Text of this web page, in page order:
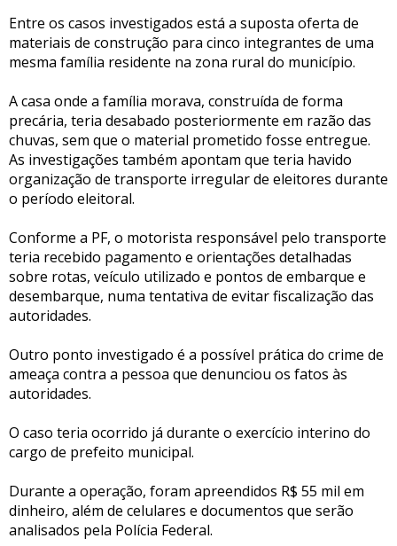
Entre os casos investigados está a suposta oferta de
materiais de construção para cinco integrantes de uma
mesma família residente na zona rural do município.
A casa onde a família morava, construída de forma
precária, teria desabado posteriormente em razão das
chuvas, sem que o material prometido fosse entregue.
As investigações também apontam que teria havido
organização de transporte irregular de eleitores durante
o período eleitoral.
Conforme a PF, o motorista responsável pelo transporte
teria recebido pagamento e orientações detalhadas
sobre rotas, veículo utilizado e pontos de embarque e
desembarque, numa tentativa de evitar fiscalização das
autoridades.
Outro ponto investigado é a possível prática do crime de
ameaça contra a pessoa que denunciou os fatos às
autoridades.
O caso teria ocorrido já durante o exercício interino do
cargo de prefeito municipal.
Durante a operação, foram apreendidos R$ 55 mil em
dinheiro, além de celulares e documentos que serão
analisados pela Polícia Federal.